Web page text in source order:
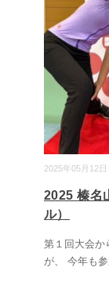
2025年05月12日
2025 榛名
ル）
第１回大会か
が、 今年も